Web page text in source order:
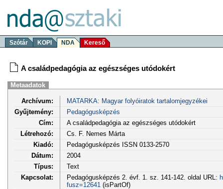
Szótár KOPI NDA Kereső
A családpedagógia az egészséges utódokért
Metaadatok
Archívum:
MATARKA: Magyar folyóiratok tartalomjegyzékei
Gyűjtemény:
Pedagógusképzés
Cím:
A családpedagógia az egészséges utódokért
Létrehozó:
Cs. F. Nemes Márta
Kiadó:
Pedagógusképzés ISSN 0133-2570
Dátum:
2004
Típus:
Text
Kapcsolat:
Pedagógusképzés 2. évf. 1. sz. 141-142. oldal URL:
fusz=12641 (isPartOf)